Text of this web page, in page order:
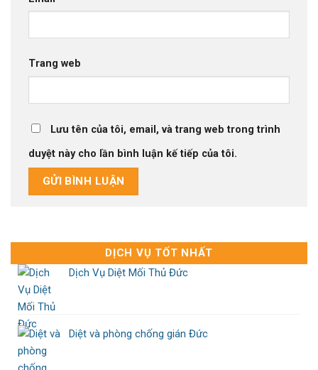
Trang web
Lưu tên của tôi, email, và trang web trong trình
duyệt này cho lần bình luận kế tiếp của tôi.
DỊCH VỤ TỐT NHẤT
Dịch Vụ Diệt Mối Thủ Đức
Diệt và phòng chống gián Đức